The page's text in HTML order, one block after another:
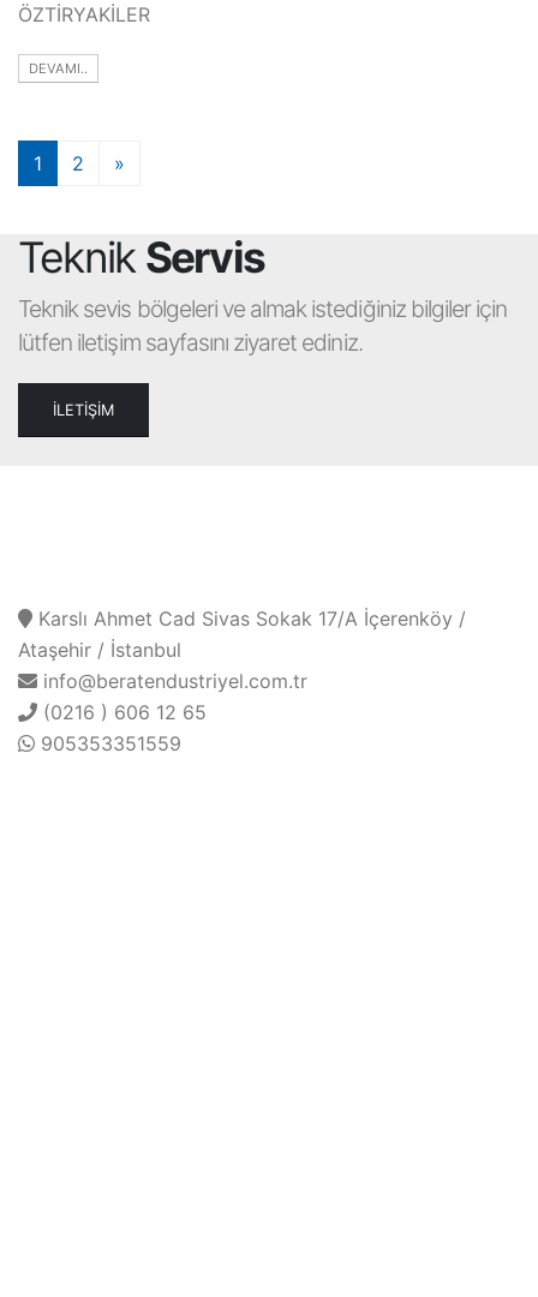
ÖZTİRYAKİLER
DEVAMI..
1
2 »
TeknikServis
Teknik sevis bölgeleri ve almak istediğiniz bilgiler için
lütfen iletişim sayfasını ziyaret ediniz.
İLETİŞİM
Karslı Ahmet Cad Sivas Sokak 17/A İçerenköy /
Ataşehir / İstanbul
info@beratendustriyel.com.tr
(0216 ) 606 12 65
905353351559